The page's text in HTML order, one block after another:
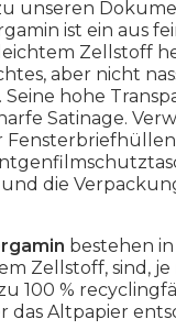
unseren
ist ein aus
Zellstoff
aber nicht
hohe
Satinage.
die
bestehen
Zellstoff, sind, je
100 %
das Altpapier